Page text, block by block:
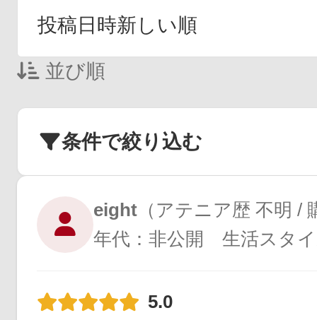
並び順
条件で絞り込む
eight （アテニア歴 不明 /
年代：非公開 生活スタ
5.0